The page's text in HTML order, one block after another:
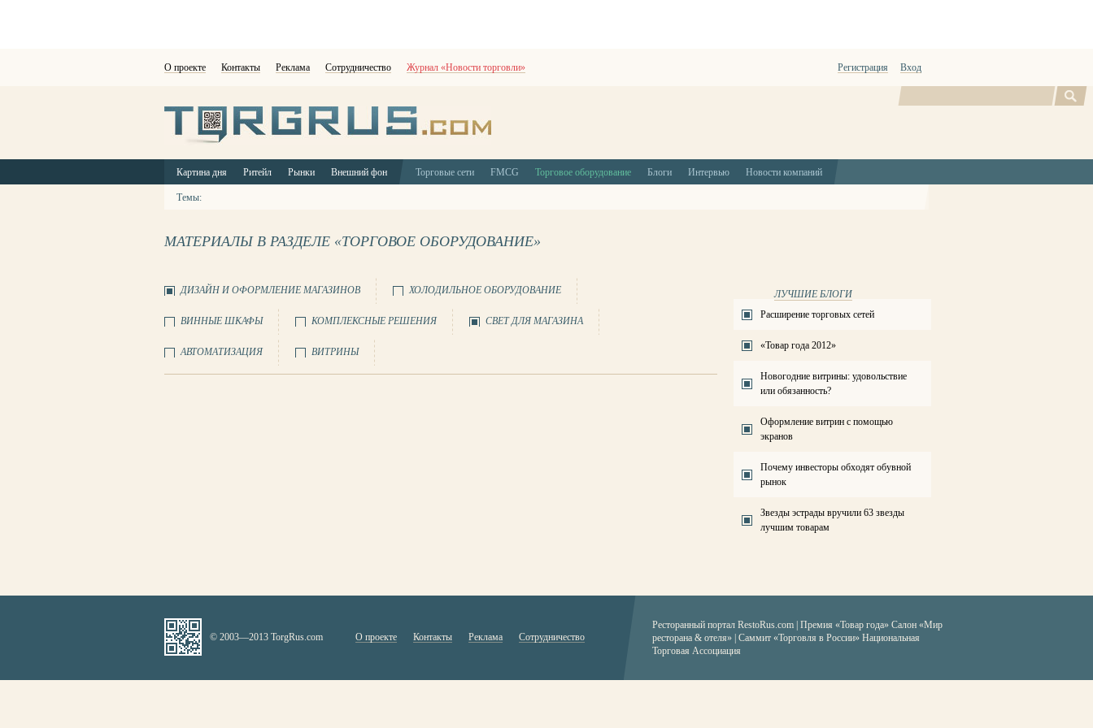
О проекте Контакты Реклама Сотрудничество Журнал «Новости торговли» Регистрация Вход
Поиск
Картина дня Ритейл Рынки Внешний фон Торговые сети FMCG Торговое оборудование Блоги Интервью Новости компаний
Темы:
МАТЕРИАЛЫ В РАЗДЕЛЕ «ТОРГОВОЕ ОБОРУДОВАНИЕ»
ДИЗАЙН И ОФОРМЛЕНИЕ МАГАЗИНОВ ХОЛОДИЛЬНОЕ ОБОРУДОВАНИЕ
ВИННЫЕ ШКАФЫ КОМПЛЕКСНЫЕ РЕШЕНИЯ СВЕТ ДЛЯ МАГАЗИНА
АВТОМАТИЗАЦИЯ ВИТРИНЫ
ЛУЧШИЕ БЛОГИ
Расширение торговых сетей
«Товар года 2012»
Новогодние витрины: удовольствие
или обязанность?
Оформление витрин с помощью
экранов
Почему инвесторы обходят обувной
рынок
Звезды эстрады вручили 63 звезды
лучшим товарам
© 2003—2013 TorgRus.com О проекте Контакты Реклама Сотрудничество
Ресторанный портал RestoRus.com Премия «Товар года» Салон «Мир
ресторана & отеля» | Саммит «Торговля в России» Национальная
Торговая Ассоциация